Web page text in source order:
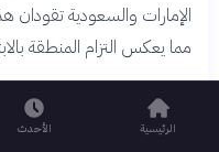
الإمارات والسعودية تقودان
مما يعكس التزام المنطقة
الرئيسية الأحدث